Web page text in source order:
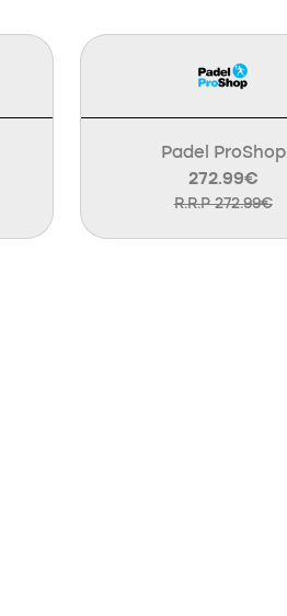
Padel ProShop
272.99€
R.R.P 272.99€